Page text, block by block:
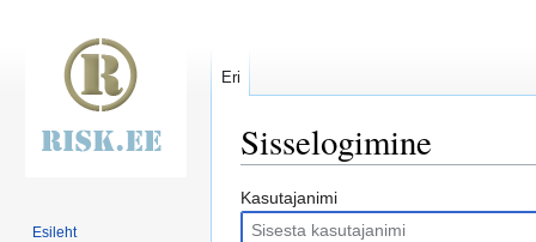
Sisselogimine
Mine
navigeerimisribale
Mine
otsikasti
Kasutajanimi
Eri
Esileht